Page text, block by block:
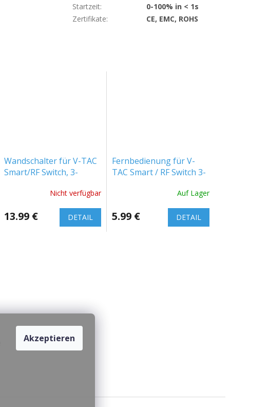
Akzeptieren
Wandschalter für V-TAC
Smart/RF Switch, 3-
Nicht verfügbar
13.99 € DETAIL
Fernbedienung für V-
TAC Smart / RF Switch 3-
schwarz, IP44, CR2032
Auf Lager
5.99 € DETAIL
Startzeit:
0-100% in < 1s
Zertifikate: CE, EMC, ROHS